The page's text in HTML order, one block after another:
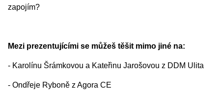
zapojím?
Mezi prezentujícími se můžeš těšit mimo jiné na:
- Karolínu Šrámkovou a Kateřinu Jarošovou z DDM Ulita
- Ondřeje Ryboně z Agora CE